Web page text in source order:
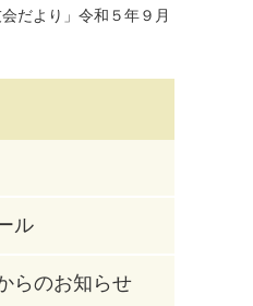
会だより」令和５年９月
ル
らのお知らせ